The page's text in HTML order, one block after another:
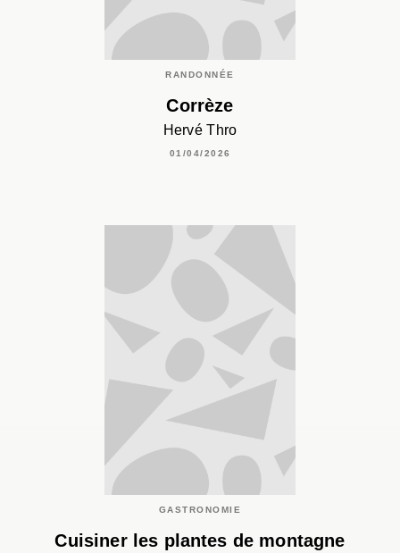
RANDONNÉE
Corrèze
Hervé Thro
01/04/2026
GASTRONOMIE
Cuisiner les plantes de montagne